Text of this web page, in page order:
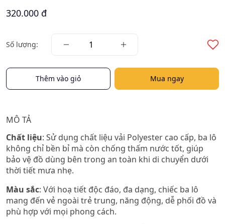
320.000 đ
Số lượng:
Thêm vào giỏ Mua ngay
MÔ TẢ
Chất liệu: Sử dụng chất liệu vải Polyester cao cấp, ba lô
không chỉ bền bỉ mà còn chống thấm nước tốt, giúp
bảo vệ đồ dùng bên trong an toàn khi di chuyển dưới
thời tiết mưa nhẹ.
Màu sắc: Với hoạ tiết độc đáo, đa dạng, chiếc ba lô
mang đến vẻ ngoài trẻ trung, năng động, dễ phối đồ và
phù hợp với mọi phong cách.